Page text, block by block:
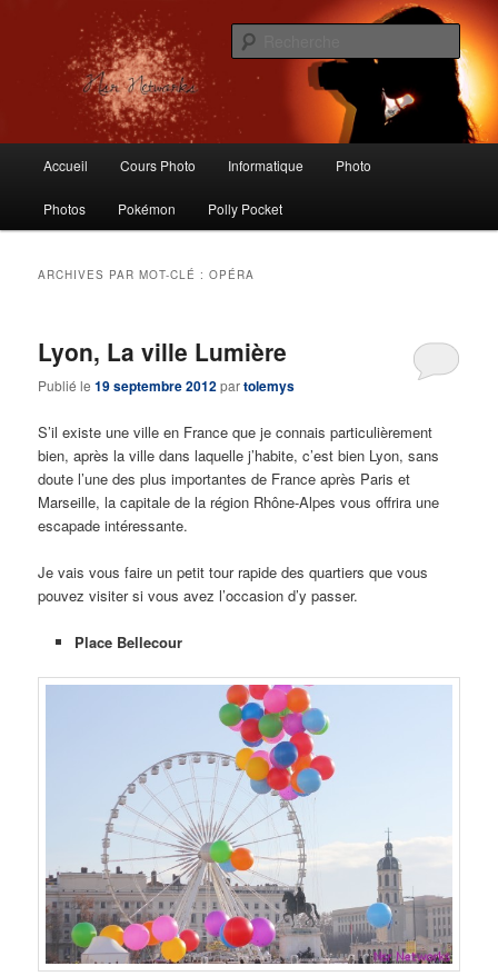
secondaireNsr Networks – Labo Ubuntu
Logiciels libres, Photographie, Informatique, Polly Pocket, Vintage Toys
principal
Accueil Cours Photo Informatique Photo
Photos Pokémon Polly Pocket
ARCHIVES PAR MOT-CLÉ :OPÉRA
Lyon, La ville Lumière
Publié le19 septembre 2012partolemys
S’il existe une ville en France que je connais particulièrement
bien, après la ville dans laquelle j’habite, c’est bien Lyon, sans
doute l’une des plus importantes de France après Paris et
Marseille, la capitale de la région Rhône-Alpes vous offrira une
escapade intéressante.
Je vais vous faire un petit tour rapide des quartiers que vous
pouvez visiter si vous avez l’occasion d’y passer.
Place Bellecour